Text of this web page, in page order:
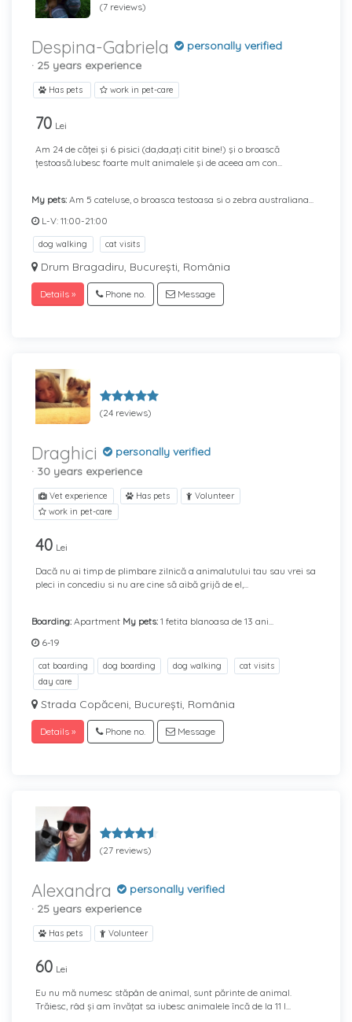
(7 reviews)
Despina-Gabriela
personally verified
· 25 years experience
Has pets work in pet-care
70 Lei
Am 24 de căței şi 6 pisici (da,da,ați citit bine!) şi o broască
țestoasă.Iubesc foarte mult animalele şi de aceea am con...
My pets: Am 5 cateluse, o broasca testoasa si o zebra australiana...
L-V: 11:00-21:00
dog walking cat visits
Drum Bragadiru, București, România
Details » Phone no. Message
(24 reviews)
Draghici
personally verified
· 30 years experience
Vet experience Has pets
Volunteer
work in pet-care
40 Lei
Dacă nu ai timp de plimbare zilnică a animalutului tau sau vrei sa
pleci in concediu si nu are cine să aibă grijă de el,...
Boarding: Apartment My pets: 1 fetita blanoasa de 13 ani...
6-19
cat boarding dog boarding dog walking
cat visits
day care
Strada Copăceni, București, România
Details » Phone no. Message
(27 reviews)
Alexandra
personally verified
· 25 years experience
Has pets Volunteer
60 Lei
Eu nu mă numesc stăpân de animal, sunt părinte de animal.
Trăiesc, râd și am învățat sa iubesc animalele încă de la 11 l...